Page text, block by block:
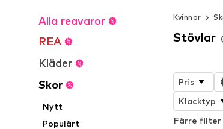
Alla reavaror
REA
Kläder
Skor
Nytt
Populärt
Kvinnor
Stövlar
Pris
Klacktyp
Färre filter